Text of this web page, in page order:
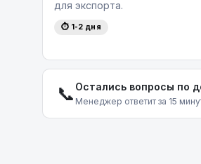
для экспорта.
⏱ 1-2 дня
📞 Остались вопросы по
Менеджер ответит за 15